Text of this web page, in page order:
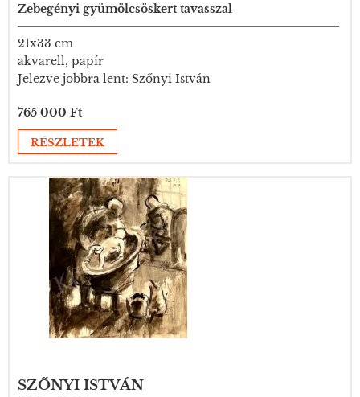
Zebegényi gyümölcsöskert tavasszal
21x33 cm
akvarell, papír
Jelezve jobbra lent: Szőnyi István
765 000 Ft
RÉSZLETEK
SZŐNYI ISTVÁN